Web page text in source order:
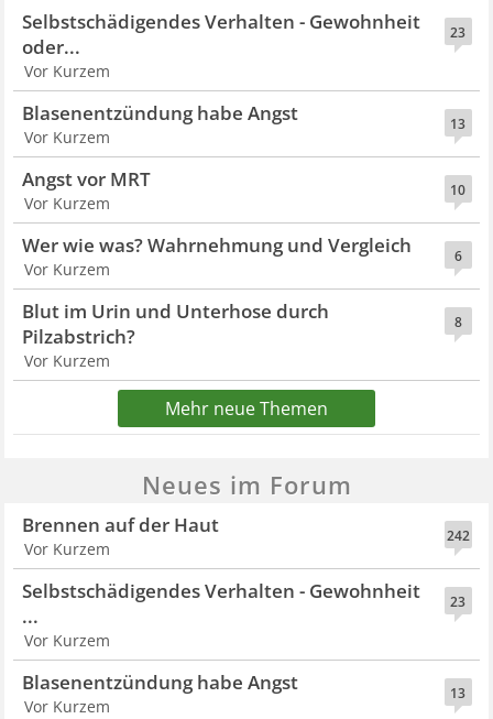
23
Selbstschädigendes Verhalten - Gewohnheit
oder...
Vor Kurzem
13
Blasenentzündung habe Angst
Vor Kurzem
10
Angst vor MRT
Vor Kurzem
6
Wer wie was? Wahrnehmung und Vergleich
Vor Kurzem
8
Blut im Urin und Unterhose durch
Pilzabstrich?
Vor Kurzem
Mehr neue Themen
Neues im Forum
242
Brennen auf der Haut
Vor Kurzem
23
Selbstschädigendes Verhalten - Gewohnheit
...
Vor Kurzem
13
Blasenentzündung habe Angst
Vor Kurzem